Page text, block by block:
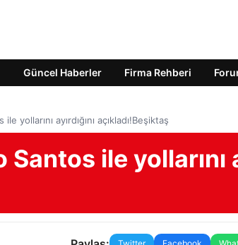
Güncel Haberler Firma Rehberi
yollarını ayırdığını açıkladı!Beşiktaş
ile yollarını